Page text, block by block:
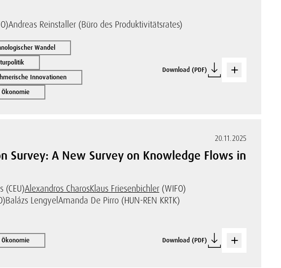
Andreas Reinstaller (Büro des Produktivitätsrates)
Wandel
Innovationen
Download (PDF)
20.11.2025
Survey: A New Survey on Knowledge Flows in
(CEU)Alexandros CharosKlaus Friesenbichler (WIFO)
Balázs LengyelAmanda De Pirro (HUN-REN KRTK)
Download (PDF)